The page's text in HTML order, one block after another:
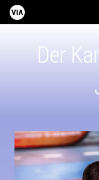
Der